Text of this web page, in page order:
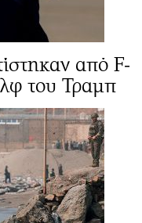
από F-
του Τραμπ